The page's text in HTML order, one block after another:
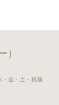
）
・金・土・祝前